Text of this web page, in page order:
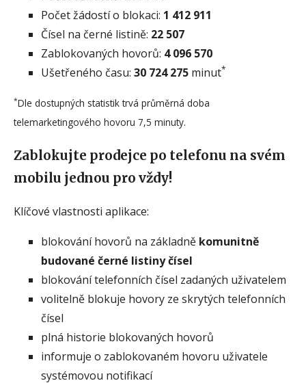
Počet žádostí o blokaci: 1 412 911
Čísel na černé listině: 22 507
Zablokovaných hovorů: 4 096 570
Ušetřeného času: 30 724 275 minut*
*Dle dostupných statistik trvá průměrná doba
telemarketingového hovoru 7,5 minuty.
Zablokujte prodejce po telefonu na svém
mobilu jednou pro vždy!
Klíčové vlastnosti aplikace:
blokování hovorů na základně komunitně
budované černé listiny čísel
blokování telefonních čísel zadaných uživatelem
volitelně blokuje hovory ze skrytých telefonních
čísel
plná historie blokovaných hovorů
informuje o zablokovaném hovoru uživatele
systémovou notifikací